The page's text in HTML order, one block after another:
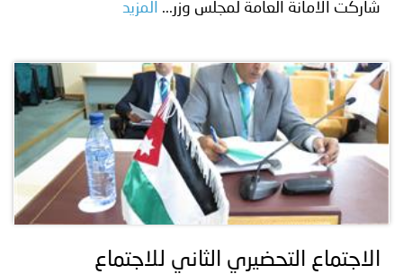
بنا
شاركت الامانة العامة لمجلس وزر...
المزيد
الاجتماع التحضيري الثاني للاجتماع